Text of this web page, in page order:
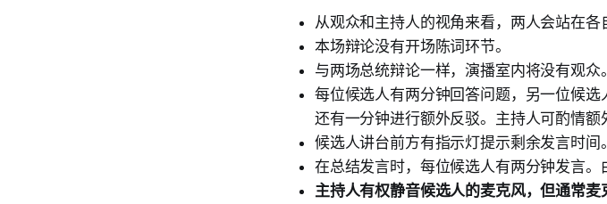
从观众和主持人的视角来看，两人会站在各
本场辩论没有开场陈词环节。
与两场总统辩论一样，演播室内将没有观众。
每位候选人有两分钟回答问题，另一位候
还有一分钟进行额外反驳。主持人可酌情额
候选人讲台前方有指示灯提示剩余发言时间。
在总结发言时，每位候选人有两分钟发言。
主持人有权静音候选人的麦克风，但通常麦